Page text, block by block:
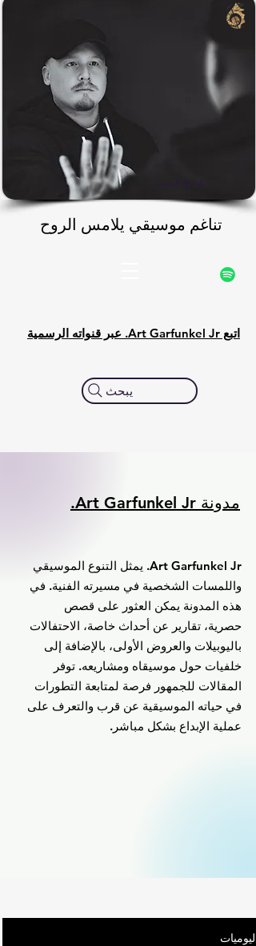
تناغم موسيقي يلامس الروح
تناغم موسيقي يلامس الروح
يبحث
اتبع Art Garfunkel Jr. عبر قنواته الرسمية
مدونة Art Garfunkel Jr.
Art Garfunkel Jr. يمثل التنوع الموسيقي
واللمسات الشخصية في مسيرته الفنية. في
هذه المدونة يمكن العثور على قصص
حصرية، تقارير عن أحداث خاصة، الاحتفالات
باليوبيلات والعروض الأولى، بالإضافة إلى
خلفيات حول موسيقاه ومشاريعه. توفر
المقالات للجمهور فرصة لمتابعة التطورات
في حياته الموسيقية عن قرب والتعرف على
عملية الإبداع بشكل مباشر.
اليوميات